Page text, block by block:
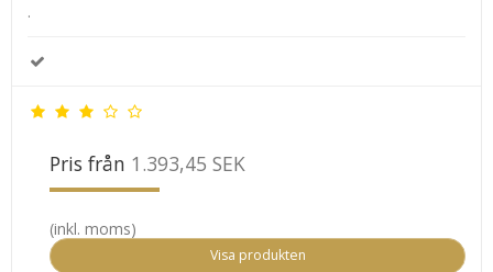
.
Pris från 1.393,45 SEK
(inkl. moms)
Visa produkten